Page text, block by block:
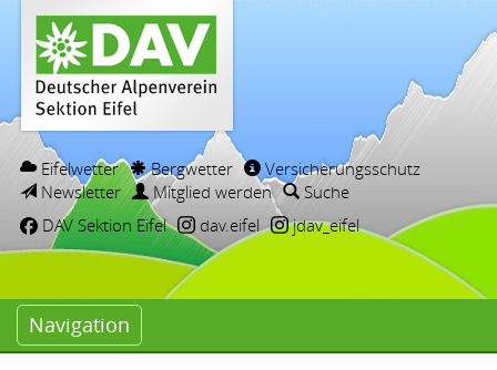
Eifelwetter Bergwetter
Versicherungsschutz
Newsletter
Mitglied werden
Suche
DAV Sektion Eifel
dav.eifel jdav_eifel
Navigation